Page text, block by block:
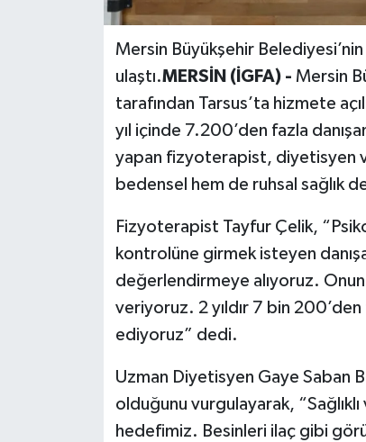
Mersin Büyükşehir
ulaştı.MERSİN (İGFA) - Mersin
tarafından Tarsus’ta hizmete
yıl içinde 7.200’den fazla
yapan fizyoterapist, diyetisyen
bedensel hem de ruhsal sağlık
Fizyoterapist Tayfur Çelik,
kontrolüne girmek isteyen
değerlendirmeye alıyoruz.
veriyoruz. 2 yıldır 7 bin
ediyoruz” dedi.
Uzman Diyetisyen Gaye Saban
olduğunu vurgulayarak,
hedefimiz. Besinleri ilaç gibi